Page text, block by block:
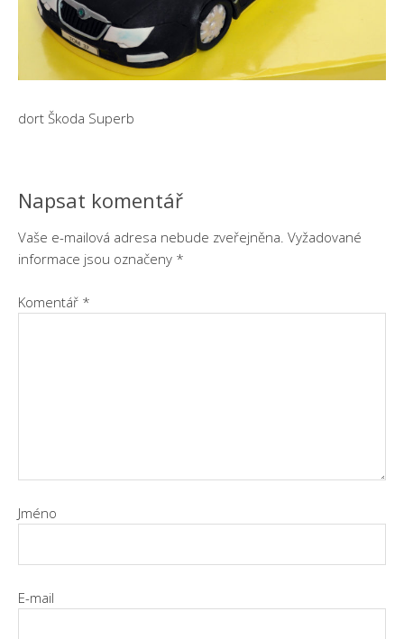
dort Škoda Superb
Napsat komentář
Vaše e-mailová adresa nebude zveřejněna. Vyžadované
informace jsou označeny *
Komentář *
Jméno
E-mail